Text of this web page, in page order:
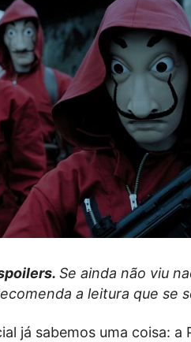
Se ainda não viu
a leitura que se
já sabemos uma coisa: a